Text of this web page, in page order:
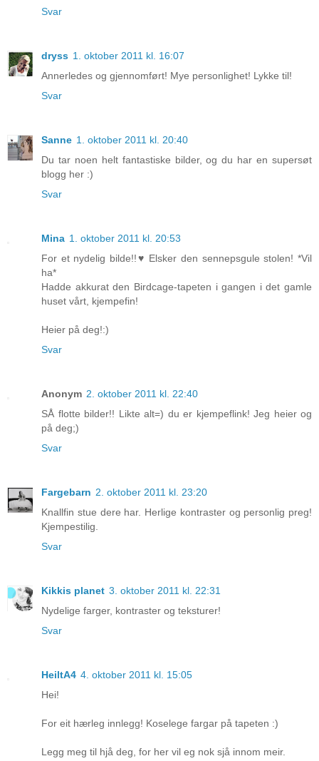
Svar
dryss 1. oktober 2011 kl. 16:07
Annerledes og gjennomført! Mye personlighet! Lykke til!
Svar
Sanne 1. oktober 2011 kl. 20:40
Du tar noen helt fantastiske bilder, og du har en supersøt
blogg her :)
Svar
Mina 1. oktober 2011 kl. 20:53
For et nydelig bilde!!♥ Elsker den sennepsgule stolen! *Vil
ha*
Hadde akkurat den Birdcage-tapeten i gangen i det gamle
huset vårt, kjempefin!
Heier på deg!:)
Svar
Anonym 2. oktober 2011 kl. 22:40
SÅ flotte bilder!! Likte alt=) du er kjempeflink! Jeg heier og
på deg;)
Svar
Fargebarn 2. oktober 2011 kl. 23:20
Knallfin stue dere har. Herlige kontraster og personlig preg!
Kjempestilig.
Svar
Kikkis planet 3. oktober 2011 kl. 22:31
Nydelige farger, kontraster og teksturer!
Svar
HeiltA4 4. oktober 2011 kl. 15:05
Hei!
For eit hærleg innlegg! Koselege fargar på tapeten :)
Legg meg til hjå deg, for her vil eg nok sjå innom meir.